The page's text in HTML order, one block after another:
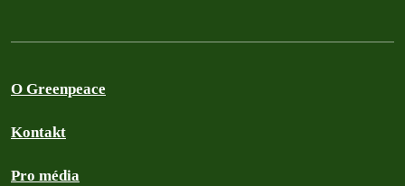
O Greenpeace
Kontakt
Pro média